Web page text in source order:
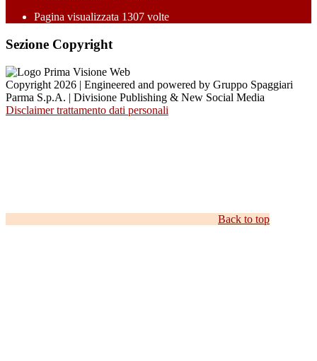
Pagina visualizzata 1307 volte
Sezione Copyright
Copyright 2026 | Engineered and powered by Gruppo Spaggiari
Parma S.p.A. | Divisione Publishing & New Social Media
Disclaimer trattamento dati personali
Back to top